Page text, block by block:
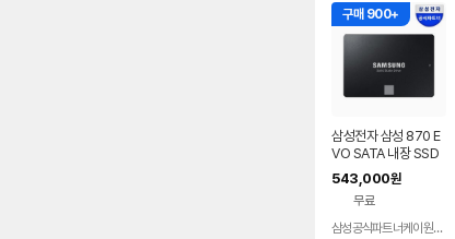
구매 900+
삼성전자 삼성 870 E
VO SATA 내장 SSD
1TB
543,000원
무료
삼성공식파트너케이원정보기술